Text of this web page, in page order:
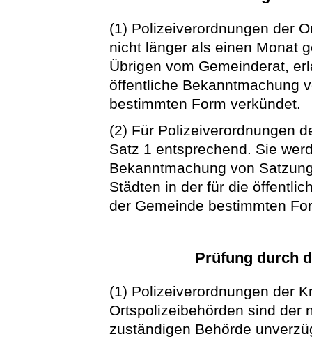
(1) Polizeiverordnungen der
nicht länger als einen Monat
Übrigen vom Gemeinderat,
öffentliche Bekanntmachung
bestimmten Form verkündet.
(2) Für Polizeiverordnungen
Satz 1 entsprechend. Sie
Bekanntmachung von
Städten in der für die
der Gemeinde bestimmten
Prüfung durch
(1) Polizeiverordnungen der
Ortspolizeibehörden sind der
zuständigen Behörde